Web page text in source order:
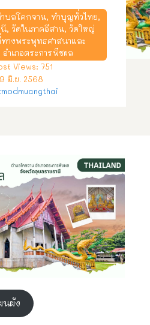
บลโคกจาน, ทำบุญทั่วไทย,
นี, วัดในภาคอีสาน, วัดใหญ่
างพระพุทธศาสนาและ
อำเภอตระการพืชผล
Views: 751
มิ.ย. 2568
นผัง